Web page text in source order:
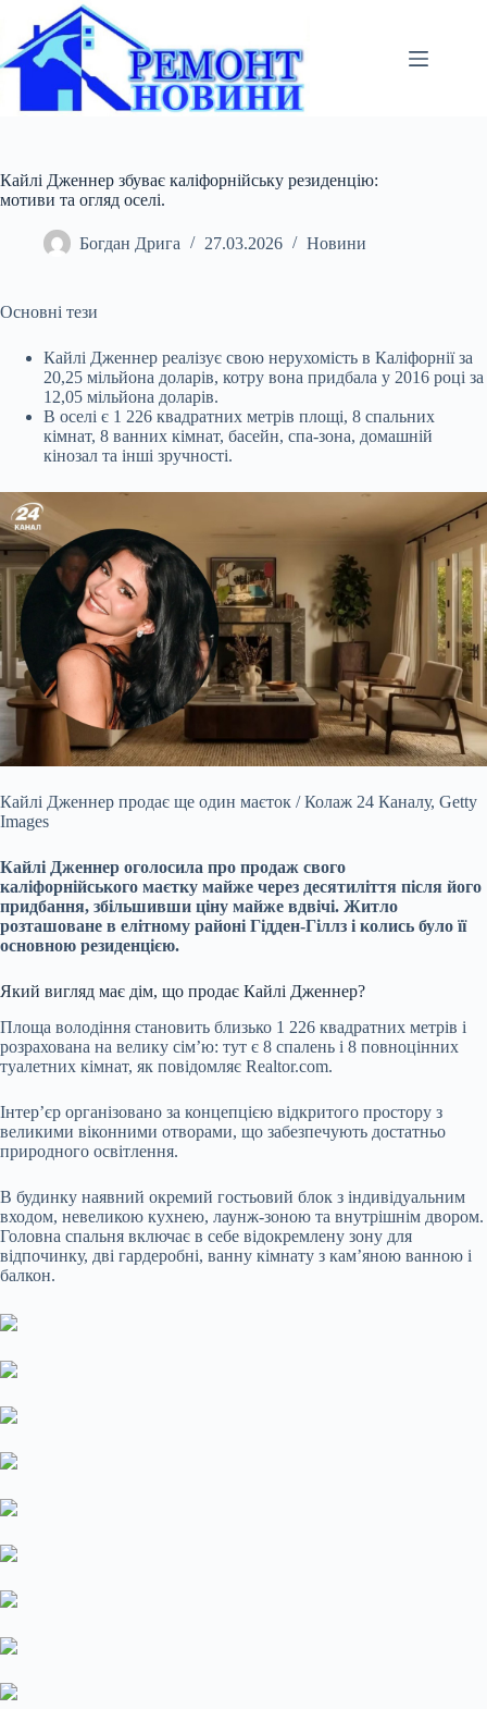
вмісту
Кайлі Дженнер збуває каліфорнійську резиденцію:
мотиви та огляд оселі.
Богдан Дрига 27.03.2026 Новини
Основні тези
Кайлі Дженнер реалізує свою нерухомість в Каліфорнії за
20,25 мільйона доларів, котру вона придбала у 2016 році за
12,05 мільйона доларів.
В оселі є 1 226 квадратних метрів площі, 8 спальних
кімнат, 8 ванних кімнат, басейн, спа-зона, домашній
кінозал та інші зручності.
Кайлі Дженнер продає ще один маєток / Колаж 24 Каналу, Getty
Images
Кайлі Дженнер оголосила про продаж свого
каліфорнійського маєтку майже через десятиліття після його
придбання, збільшивши ціну майже вдвічі. Житло
розташоване в елітному районі Гідден-Гіллз і колись було її
основною резиденцією.
Який вигляд має дім, що продає Кайлі Дженнер?
Площа володіння становить близько 1 226 квадратних метрів і
розрахована на велику сім’ю: тут є 8 спалень і 8 повноцінних
туалетних кімнат, як повідомляє Realtor.com.
Інтер’єр організовано за концепцією відкритого простору з
великими віконними отворами, що забезпечують достатньо
природного освітлення.
В будинку наявний окремий гостьовий блок з індивідуальним
входом, невеликою кухнею, лаунж-зоною та внутрішнім двором.
Головна спальня включає в себе відокремлену зону для
відпочинку, дві гардеробні, ванну кімнату з кам’яною ванною і
балкон.